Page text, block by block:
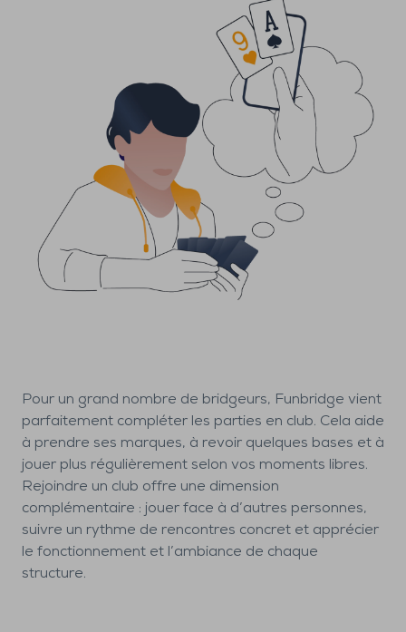
Pour un grand nombre de bridgeurs, Funbridge vient
parfaitement compléter les parties en club. Cela aide
à prendre ses marques, à revoir quelques bases et à
jouer plus régulièrement selon vos moments libres.
Rejoindre un club offre une dimension
complémentaire : jouer face à d’autres personnes,
suivre un rythme de rencontres concret et apprécier
le fonctionnement et l’ambiance de chaque
structure.